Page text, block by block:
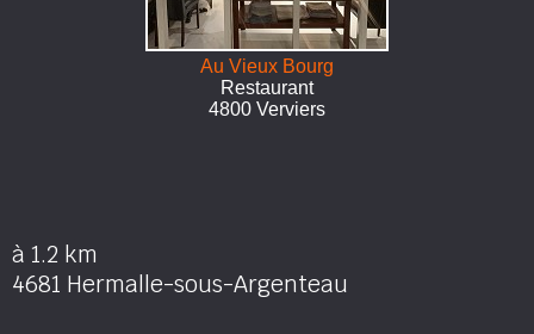
Au Vieux Bourg
Restaurant
4800 Verviers
à 1.2 km
4681 Hermalle-sous-Argenteau